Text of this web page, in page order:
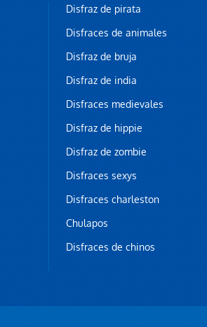
Disfraz de pirata
Disfraces de animales
Disfraz de bruja
Disfraz de india
Disfraces medievales
Disfraz de hippie
Disfraz de zombie
Disfraces sexys
Disfraces charleston
Chulapos
Disfraces de chinos